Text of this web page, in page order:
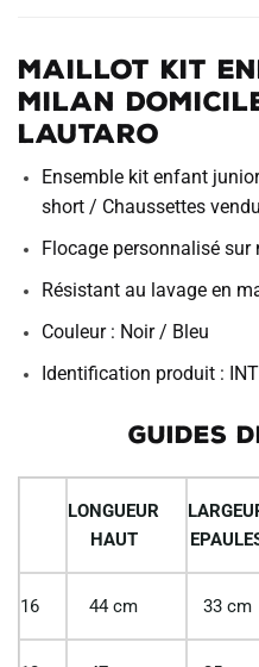
Maillot Kit
Milan
Lautaro
Ensemble kit enfant
short / Chaussettes
Flocage personnalisé
Résistant au lavage en
Couleur : Noir / Bleu
Identification produit :
GUIDES
LONGUEUR
HAUT
16 44 cm 33 cm